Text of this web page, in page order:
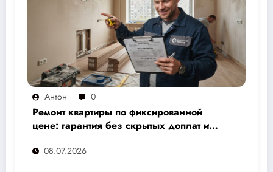
Антон 0
Ремонт квартиры по фиксированной
цене: гарантия без скрытых доплат и
переплат
08.07.2026